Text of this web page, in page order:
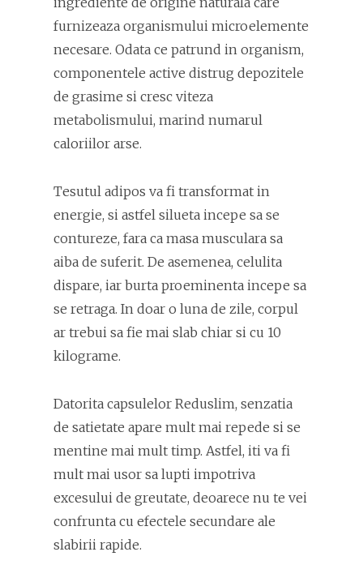
furnizeaza organismului microelemente
necesare. Odata ce patrund in organism,
componentele active distrug depozitele
de grasime si cresc viteza
metabolismului, marind numarul
caloriilor arse.
Tesutul adipos va fi transformat in
energie, si astfel silueta incepe sa se
contureze, fara ca masa musculara sa
aiba de suferit. De asemenea, celulita
dispare, iar burta proeminenta incepe sa
se retraga. In doar o luna de zile, corpul
ar trebui sa fie mai slab chiar si cu 10
kilograme.
Datorita capsulelor Reduslim, senzatia
de satietate apare mult mai repede si se
mentine mai mult timp. Astfel, iti va fi
mult mai usor sa lupti impotriva
excesului de greutate, deoarece nu te vei
confrunta cu efectele secundare ale
slabirii rapide.